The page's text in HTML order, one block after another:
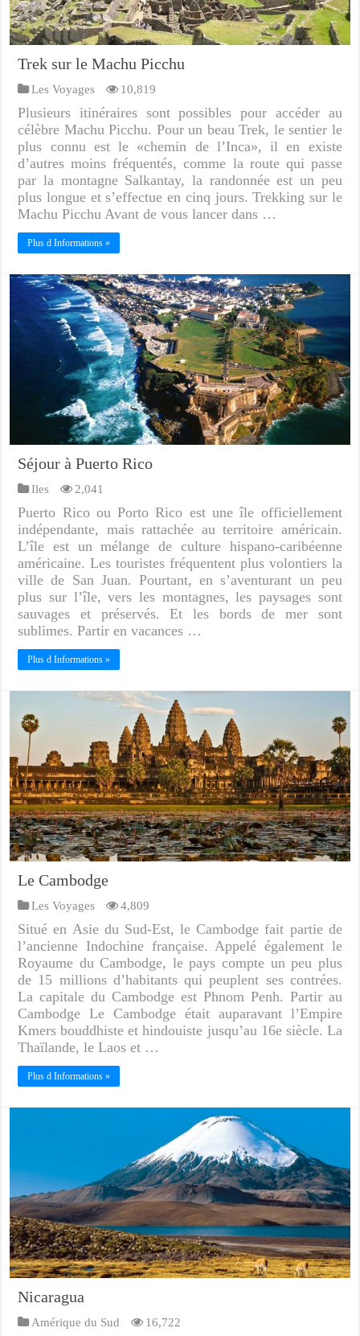
Trek sur le Machu Picchu
Les Voyages 10,819
Plusieurs itinéraires sont possibles pour accéder au
célèbre Machu Picchu. Pour un beau Trek, le sentier le
plus connu est le «chemin de l’Inca», il en existe
d’autres moins fréquentés, comme la route qui passe
par la montagne Salkantay, la randonnée est un peu
plus longue et s’effectue en cinq jours. Trekking sur le
Machu Picchu Avant de vous lancer dans …
Plus d Informations »
Séjour à Puerto Rico
Iles 2,041
Puerto Rico ou Porto Rico est une île officiellement
indépendante, mais rattachée au territoire américain.
L’île est un mélange de culture hispano-caribéenne
américaine. Les touristes fréquentent plus volontiers la
ville de San Juan. Pourtant, en s’aventurant un peu
plus sur l’île, vers les montagnes, les paysages sont
sauvages et préservés. Et les bords de mer sont
sublimes. Partir en vacances …
Plus d Informations »
Le Cambodge
Les Voyages 4,809
Situé en Asie du Sud-Est, le Cambodge fait partie de
l’ancienne Indochine française. Appelé également le
Royaume du Cambodge, le pays compte un peu plus
de 15 millions d’habitants qui peuplent ses contrées.
La capitale du Cambodge est Phnom Penh. Partir au
Cambodge Le Cambodge était auparavant l’Empire
Kmers bouddhiste et hindouiste jusqu’au 16e siècle. La
Thaïlande, le Laos et …
Plus d Informations »
Nicaragua
Amérique du Sud 16,722